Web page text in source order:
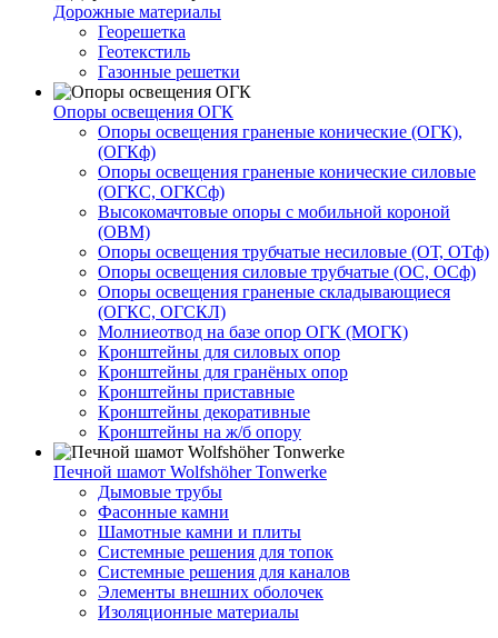
Дорожные материалы
Георешетка
Геотекстиль
Газонные решетки
Опоры освещения ОГК
Опоры освещения граненые конические (ОГК),
(ОГКф)
Опоры освещения граненые конические силовые
(ОГКС, ОГКСф)
Высокомачтовые опоры с мобильной короной
(ОВМ)
Опоры освещения трубчатые несиловые (ОТ, ОТф)
Опоры освещения силовые трубчатые (ОС, ОСф)
Опоры освещения граненые складывающиеся
(ОГКС, ОГСКЛ)
Молниеотвод на базе опор ОГК (МОГК)
Кронштейны для силовых опор
Кронштейны для гранёных опор
Кронштейны приставные
Кронштейны декоративные
Кронштейны на ж/б опору
Печной шамот Wolfshöher Tonwerke
Дымовые трубы
Фасонные камни
Шамотные камни и плиты
Системные решения для топок
Системные решения для каналов
Элементы внешних оболочек
Изоляционные материалы